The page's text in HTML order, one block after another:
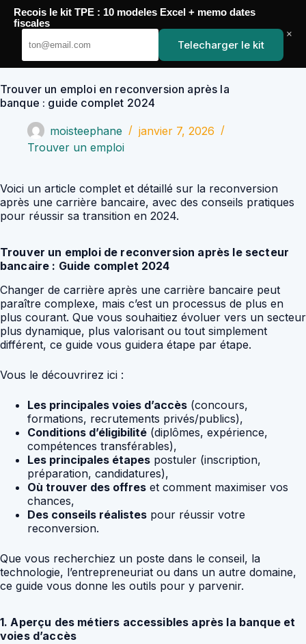
Passer
contenu
YoupiJobs
Trouver un emploi en reconversion après la
banque : guide complet 2024
moisteephane
janvier 7, 2026
Trouver un emploi
Voici un article complet et détaillé sur la reconversion
après une carrière bancaire, avec des conseils pratiques
pour réussir sa transition en 2024.
Trouver un emploi de reconversion après le secteur
bancaire : Guide complet 2024
Changer de carrière après une carrière bancaire peut
paraître complexe, mais c’est un processus de plus en
plus courant. Que vous souhaitiez évoluer vers un secteur
plus dynamique, plus valorisant ou tout simplement
différent, ce guide vous guidera étape par étape.
Vous le découvrirez ici :
Les principales voies d’accès (concours,
formations, recrutements privés/publics),
Conditions d’éligibilité (diplômes, expérience,
compétences transférables),
Les principales étapes postuler (inscription,
préparation, candidatures),
Où trouver des offres et comment maximiser vos
chances,
Des conseils réalistes pour réussir votre
reconversion.
Que vous recherchiez un poste dans le conseil, la
technologie, l’entrepreneuriat ou dans un autre domaine,
ce guide vous donne les outils pour y parvenir.
1. Aperçu des métiers accessibles après la banque et
voies d’accès
Recois le kit TPE : 10 modeles Excel + memo dates
fiscales
Telecharger le kit
×